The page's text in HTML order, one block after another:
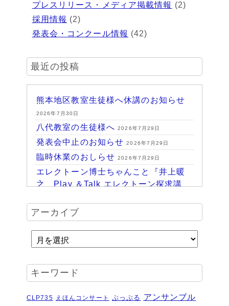
プレスリリース・メディア掲載情報 (2)
採用情報 (2)
発表会・コンクール情報 (42)
最近の投稿
熊本地区教室生徒様へ休講のお知らせ
2026年7月30日
八代教室の生徒様へ 2026年7月29日
発表会中止のお知らせ 2026年7月29日
臨時休業のおしらせ 2026年7月29日
エレクトーン博士ちゃんこと『井上暖
之 Play ＆Talk エレクトーン探求講
ハッピーパーク終了♪
よう！未来につながるワクワク体験
受賞結果 ヤマハエレクトーンフェス
ティバル ソロ
夏のおトクなキャンペーン・・・その
アーカイブ
キーワード
CLP735 えほんコンサート ぷっぷる アンサンブル